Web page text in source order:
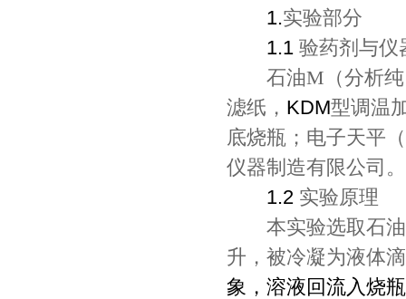
1.实验部分
1.1 验药剂与仪
石油M（分析纯
滤纸， KDM型调温
底烧瓶；电子天平
仪器制造有限公司。
1.2 实验原理
本实验选取石油
升，被冷凝为液体
象，溶液回流入烧